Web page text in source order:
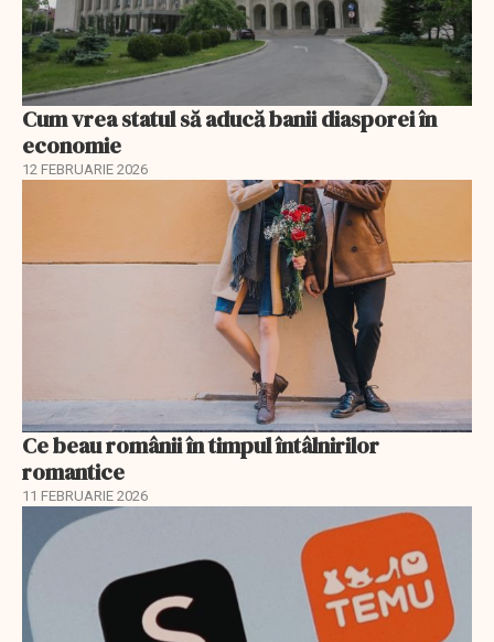
Cum vrea statul să aducă banii diasporei în
economie
12 FEBRUARIE 2026
Ce beau românii în timpul întâlnirilor
romantice
11 FEBRUARIE 2026